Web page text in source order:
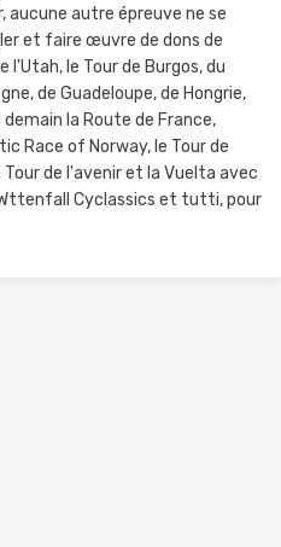
aucune autre épreuve ne se
et faire œuvre de dons de
le Tour de Burgos, du
de Guadeloupe, de Hongrie,
la Route de France,
Race of Norway, le Tour de
Tour de l'avenir et la Vuelta avec
Cyclassics et tutti, pour